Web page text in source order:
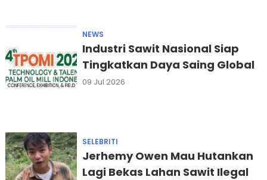
NEWS
Industri Sawit Nasional Siap
Tingkatkan Daya Saing Global
09 Jul 2026
SELEBRITI
Jerhemy Owen Mau Hutankan
Lagi Bekas Lahan Sawit Ilegal